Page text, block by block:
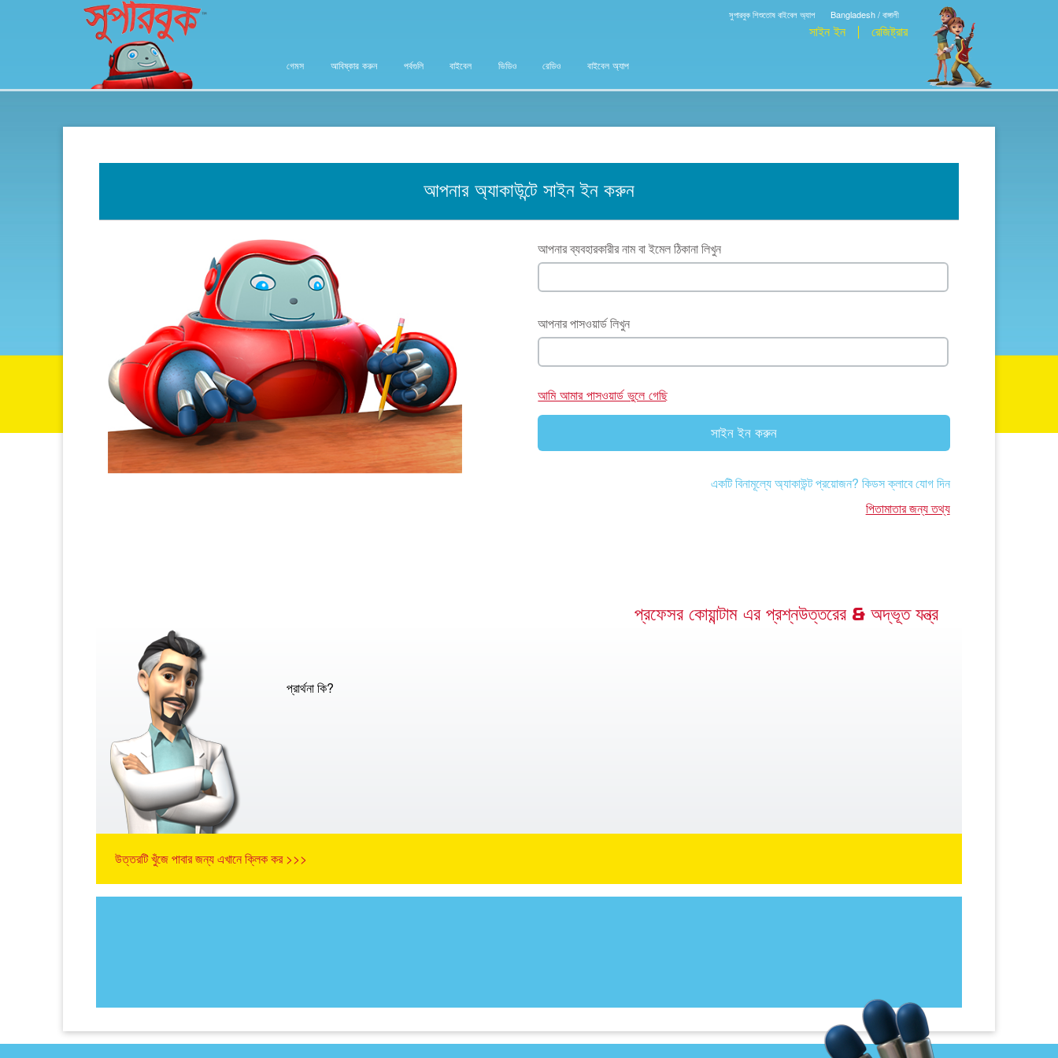
Bangladesh / বাঙ্গালী
সুপারবুক শিশুতোষ বাইবেল অ্যাপ
সাইন ইন রেজিষ্ট্রার
গেমস আবিষ্কার করুন পর্বগুলি বাইবেল ভিডিও রেডিও বাইবেল অ্যাপ
আপনার অ্যাকাউন্টে সাইন ইন করুন
আপনার ব্যবহারকারীর নাম বা ইমেল ঠিকানা লিখুন
আপনার পাসওয়ার্ড লিখুন
আমি আমার পাসওয়ার্ড ভুলে গেছি
সাইন ইন করুন
একটি বিনামূল্যে অ্যাকাউন্ট প্রয়োজন? কিডস ক্লাবে যোগ দিন
পিতামাতার জন্য তথ্য
প্রফেসর কোয়ান্টাম এর প্রশ্নউত্তরের & অদ্ভূত যন্ত্র
প্রার্থনা কি?
উত্তরটি খুঁজে পাবার জন্য এখানে ক্লিক কর >>>